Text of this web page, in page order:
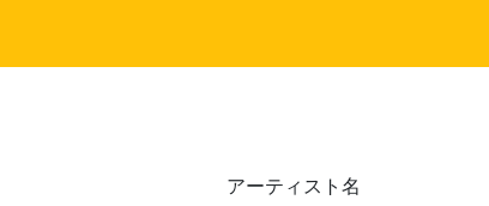
アーティスト名